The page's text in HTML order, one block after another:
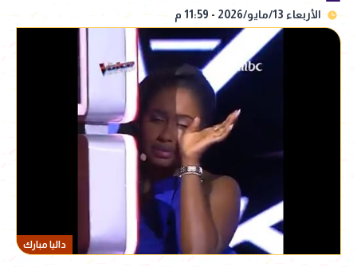
الأربعاء 13/مايو/2026 - 11:59 م
داليا مبارك